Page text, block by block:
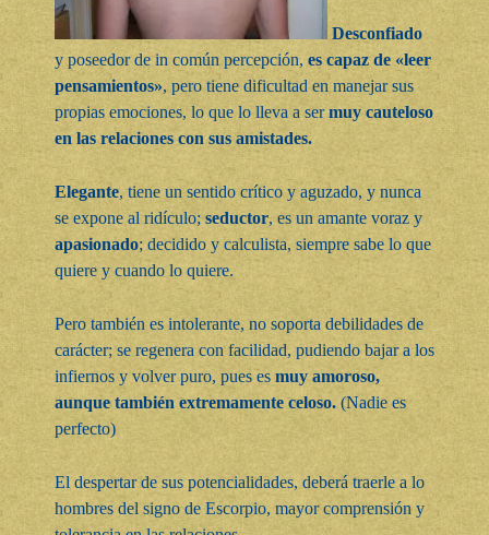
Desconfiado
y poseedor de in común percepción, es capaz de «leer
pensamientos», pero tiene dificultad en manejar sus
propias emociones, lo que lo lleva a sermuy cauteloso
en las relaciones con sus amistades.
Elegante, tiene un sentido crítico y aguzado, y nunca
se expone al ridículo; seductor, es un amante voraz y
apasionado; decidido y calculista, siempre sabe lo que
quiere y cuando lo quiere.
Pero también es intolerante, no soporta debilidades de
carácter; se regenera con facilidad, pudiendo bajar a los
infiernos y volver puro, pues es muy amoroso,
aunque también extremamente celoso. (Nadie es
perfecto)
El despertar de sus potencialidades, deberá traerle a lo
hombres del signo de Escorpio, mayor comprensión y